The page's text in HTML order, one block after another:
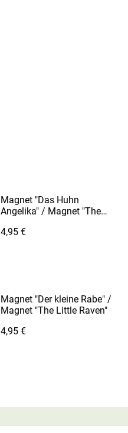
Magnet "Das Huhn
Angelika" / Magnet "The
4,95 €
Magnet "Der kleine Rabe" /
Magnet "The Little Raven"
4,95 €